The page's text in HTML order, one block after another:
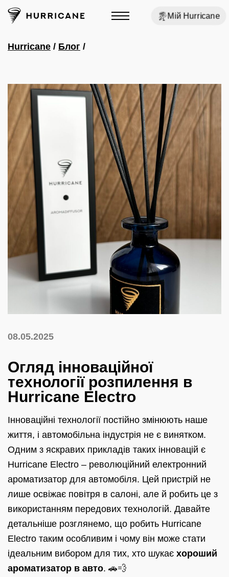
Мій Hurricane
Hurricane / Блог /
08.05.2025
Огляд інноваційної
технології розпилення в
Hurricane Electro
Інноваційні технології постійно змінюють наше
життя, і автомобільна індустрія не є винятком.
Одним з яскравих прикладів таких інновацій є
Hurricane Electro – революційний електронний
ароматизатор для автомобіля. Цей пристрій не
лише освіжає повітря в салоні, але й робить це з
використанням передових технологій. Давайте
детальніше розглянемо, що робить Hurricane
Electro таким особливим і чому він може стати
ідеальним вибором для тих, хто шукає хороший
ароматизатор в авто. 🚗💨